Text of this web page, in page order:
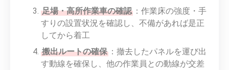
足場・高所作業車の確認 ：作業床の強度・手
すりの設置状況を確認し、不備があれば是正
してから着工
搬出ルートの確保 ：撤去したパネルを運び出
す動線を確保し、他の作業員との動線が交差